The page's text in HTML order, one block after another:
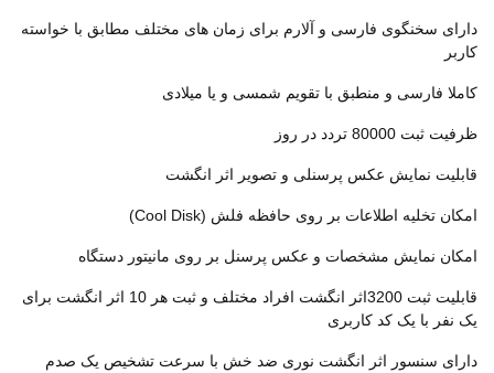
دارای سخنگوی فارسی و آلارم برای زمان های مختلف مطابق با خواسته
کاربر
کاملا فارسی و منطبق با تقویم شمسی و یا میلادی
ظرفیت ثبت 80000 تردد در روز
قابليت نمایش عکس پرسنلی و تصویر اثر انگشت
امکان تخلیه اطلاعات بر روی حافظه فلش (Cool Disk)
امکان نمایش مشخصات و عکس پرسنل بر روی مانیتور دستگاه
قابلیت ثبت 3200اثر انگشت افراد مختلف و ثبت هر 10 اثر انگشت برای
یک نفر با یک کد کاربری
دارای سنسور اثر انگشت نوری ضد خش با سرعت تشخیص یک صدم